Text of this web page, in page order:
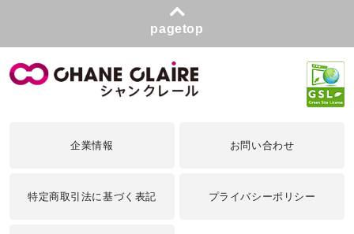
pagetop
企業情報 お問い合わせ
特定商取引法に基づく表記 プライバシーポリシー